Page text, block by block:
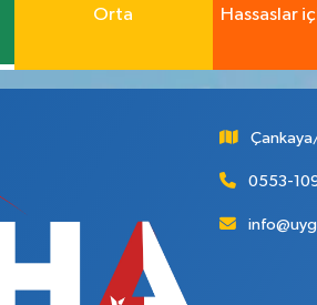
Orta Hassaslar
0553-